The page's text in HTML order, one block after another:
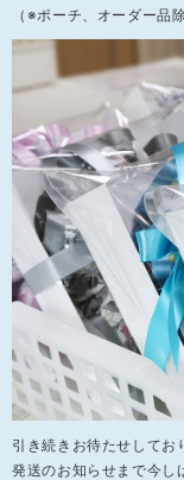
（※ポーチ、オーダー品除
引き続きお待たせしてお
発送のお知らせまで今し